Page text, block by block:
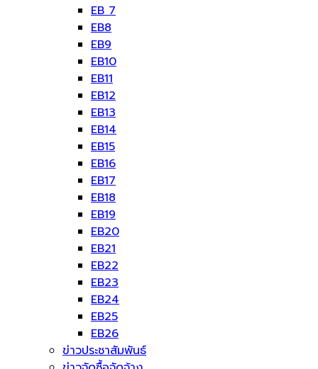
EB 7
EB8
EB9
EB10
EB11
EB12
EB13
EB14
EB15
EB16
EB17
EB18
EB19
EB20
EB21
EB22
EB23
EB24
EB25
EB26
ข่าวประชาสัมพันธ์